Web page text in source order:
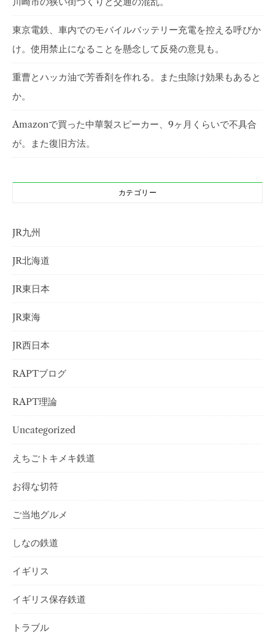
東京電鉄、車内でのモバイルバッテリー充電を控える呼びか
け。使用禁止になることを懸念して反発の意見も。
重曹とハッカ油で芳香剤を作れる。また虫除け効果もあると
か。
Amazonで買った中華製スピーカー、9ヶ月くらいで不具合
が。また復旧方法。
カテゴリー
JR九州
JR北海道
JR東日本
JR東海
JR西日本
RAPTブログ
RAPT理論
Uncategorized
えちごトキメキ鉄道
お得な切符
ご当地グルメ
しなの鉄道
イギリス
イギリス保存鉄道
トラブル